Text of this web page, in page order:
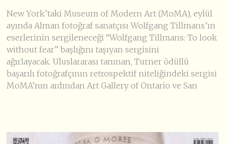
New York’taki Museum of Modern Art (MoMA), eylül
ayında Alman fotoğraf sanatçısı Wolfgang Tillmans’ın
eserlerinin sergileneceği “Wolfgang Tillmans: To look
without fear” başlığını taşıyan sergisini
ağırlayacak. Uluslararası tanınan, Turner ödüllü
başarılı fotoğrafçının retrospektif niteliğindeki sergisi
MoMA’nın ardından Art Gallery of Ontario ve San